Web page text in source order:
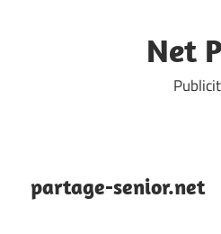
Net
partage-senior.net